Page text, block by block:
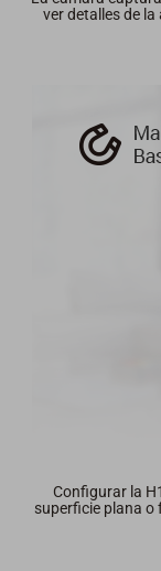
ver detalles de
Configurar la
superficie plana o